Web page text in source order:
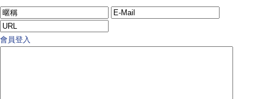
會員登入